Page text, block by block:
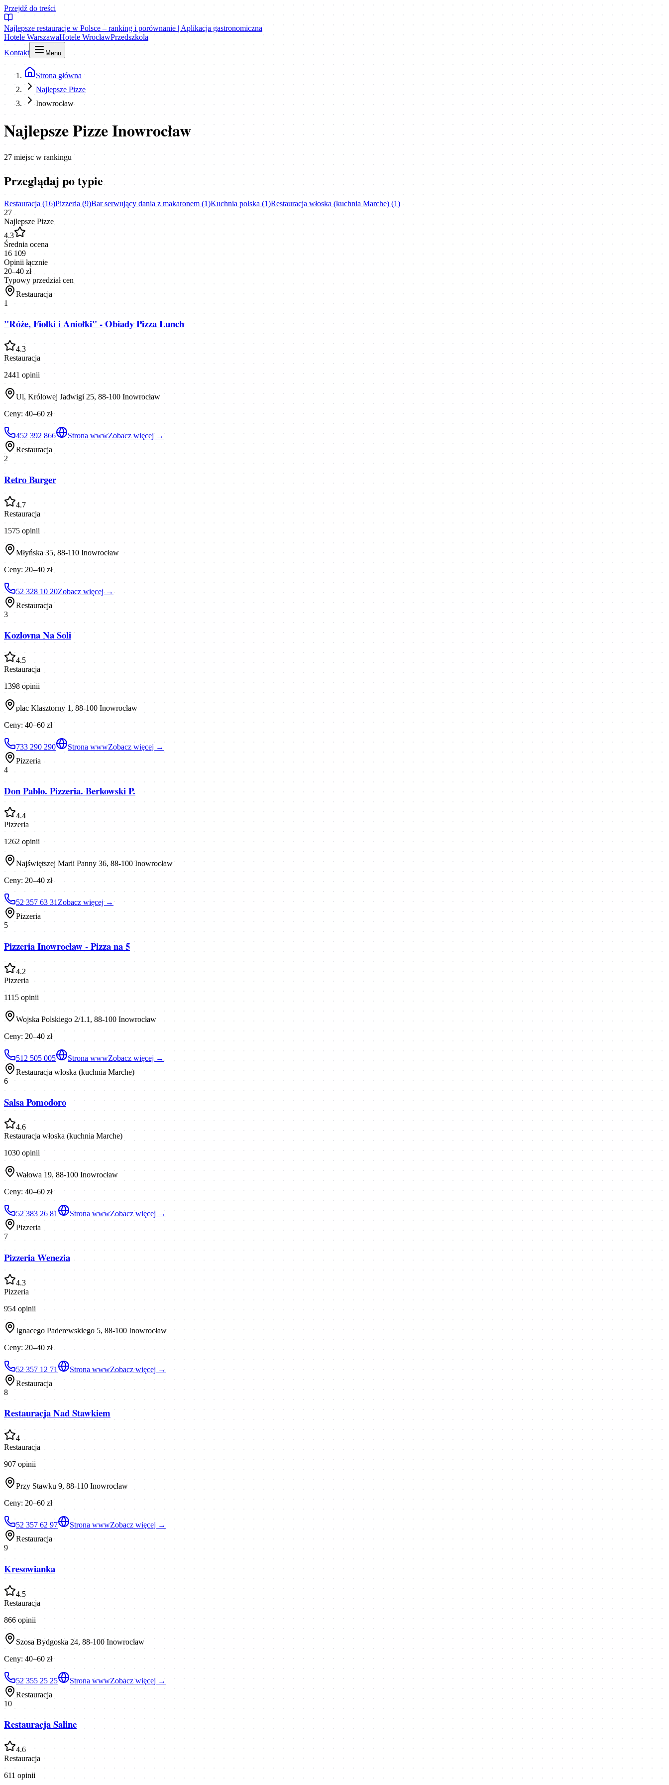
Przejdź do treści
Najlepsze restauracje w Polsce – ranking i porównanie | Aplikacja gastronomiczna
Hotele WarszawaHotele WrocławPrzedszkola
Kontakt
Menu
Strona główna
Najlepsze Pizze
Inowrocław
Najlepsze Pizze Inowrocław
27 miejscw rankingu
Przeglądaj po typie
Restauracja (16)Pizzeria (9)Bar serwujący dania z makaronem (1)Kuchnia polska (1)Restauracja włoska (kuchnia Marche) (1)
27
Najlepsze Pizze
4.3
Średnia ocena
16 109
Opinii łącznie
20–40 zł
Typowy przedział cen
Restauracja
1
"Róże, Fiołki i Aniołki" - Obiady Pizza Lunch
4.3
Restauracja
2441 opinii
Ul, Królowej Jadwigi 25, 88-100 Inowrocław
Ceny:40–60 zł
452 392 866 Strona wwwZobacz więcej →
Restauracja
2
Retro Burger
4.7
Restauracja
1575 opinii
Młyńska 35, 88-110 Inowrocław
Ceny: 20–40 zł
52 328 10 20Zobacz więcej →
Restauracja
3
Kozlovna Na Soli
4.5
Restauracja
1398 opinii
plac Klasztorny 1, 88-100 Inowrocław
Ceny:40–60 zł
733 290 290 Strona wwwZobacz więcej →
Pizzeria
4
Don Pablo. Pizzeria. Berkowski P.
4.4
Pizzeria
1262 opinii
Najświętszej Marii Panny 36, 88-100 Inowrocław
Ceny:20–40 zł
52 357 63 31Zobacz więcej →
Pizzeria
5
Pizzeria Inowrocław - Pizza na 5
4.2
Pizzeria
1115 opinii
Wojska Polskiego 2/1.1, 88-100 Inowrocław
Ceny: 20–40 zł
512 505 005 Strona wwwZobacz więcej →
Restauracja włoska (kuchnia Marche)
6
Salsa Pomodoro
4.6
Restauracja włoska (kuchnia Marche)
1030 opinii
Wałowa 19, 88-100 Inowrocław
Ceny:40–60 zł
52 383 26 81 Strona wwwZobacz więcej →
Pizzeria
7
Pizzeria Wenezia
4.3
Pizzeria
954 opinii
Ignacego Paderewskiego 5, 88-100 Inowrocław
Ceny:20–40 zł
52 357 12 71 Strona wwwZobacz więcej →
Restauracja
8
Restauracja Nad Stawkiem
4
Restauracja
907 opinii
Przy Stawku 9, 88-110 Inowrocław
Ceny: 20–60 zł
52 357 62 97 Strona wwwZobacz więcej →
Restauracja
9
Kresowianka
4.5
Restauracja
866 opinii
Szosa Bydgoska 24, 88-100 Inowrocław
Ceny:40–60 zł
52 355 25 25 Strona wwwZobacz więcej →
Restauracja
10
Restauracja Saline
4.6
Restauracja
611 opinii